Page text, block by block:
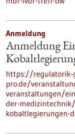
Anmeldung
Anmeldung
https://regulatorik-
pro.de/
veranstaltungen/
der-
kobaltlegierungen-